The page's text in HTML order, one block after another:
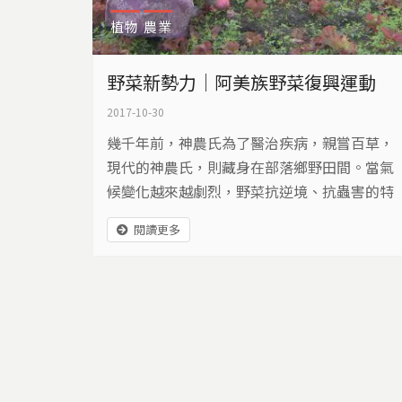
植物 農業
野菜新勢力｜阿美族野菜復興運動
2017-10-30
幾千年前，神農氏為了醫治疾病，親嘗百草，
現代的神農氏，則藏身在部落鄉野田間。當氣
候變化越來越劇烈，野菜抗逆境、抗蟲害的特
性，逐漸受到重視。從田間到餐桌，一場野菜
復興大業，正在進行…...
閱讀更多